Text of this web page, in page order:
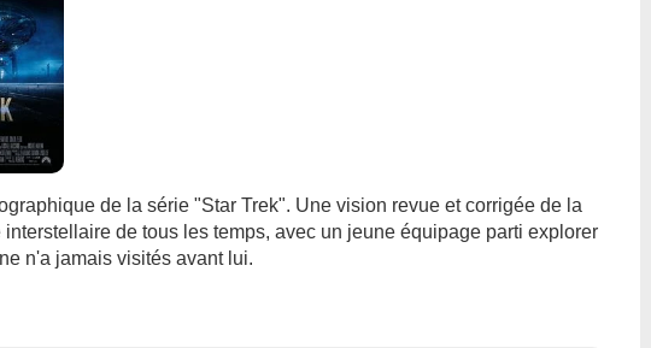
de la série "Star Trek". Une vision revue et corrigée de la
de tous les temps, avec un jeune équipage parti explorer
n'a jamais visités avant lui.